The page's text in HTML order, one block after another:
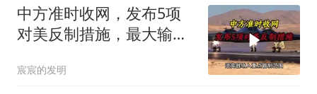
中方准时收网，发布5项
对美反制措施，最大输家
宸宸的发明